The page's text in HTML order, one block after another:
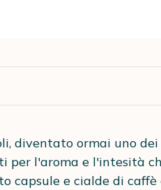
diventato ormai uno dei
per l'aroma e l'intesità
capsule e cialde di